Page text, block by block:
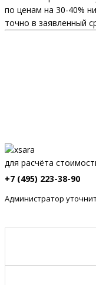
по ценам на 30-40%
точно в заявленный
для расчёта
+7 (495) 223-38-90
Администратор